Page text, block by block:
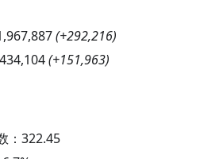
(+292,216)
(+151,963)
： 322.45